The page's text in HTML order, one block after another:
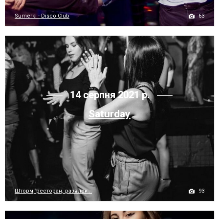
Sumerki - Disco Club 63
14 серпня 2021 р.
Saturday
Шторм, ресторан, развлек... 93